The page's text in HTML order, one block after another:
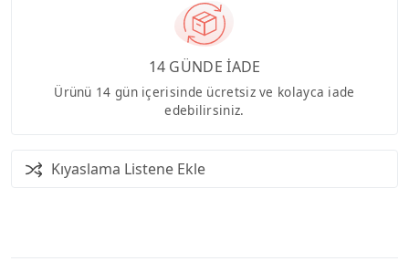
14 GÜNDE İADE
Ürünü 14 gün içerisinde ücretsiz ve kolayca iade
edebilirsiniz.
Kıyaslama Listene Ekle